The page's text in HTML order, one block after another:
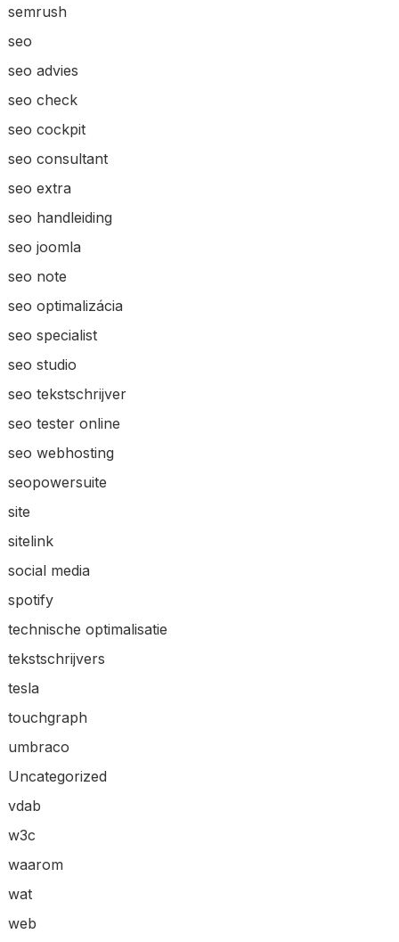
semrush
seo
seo advies
seo check
seo cockpit
seo consultant
seo extra
seo handleiding
seo joomla
seo note
seo optimalizácia
seo specialist
seo studio
seo tekstschrijver
seo tester online
seo webhosting
seopowersuite
site
sitelink
social media
spotify
technische optimalisatie
tekstschrijvers
tesla
touchgraph
umbraco
Uncategorized
vdab
w3c
waarom
wat
web